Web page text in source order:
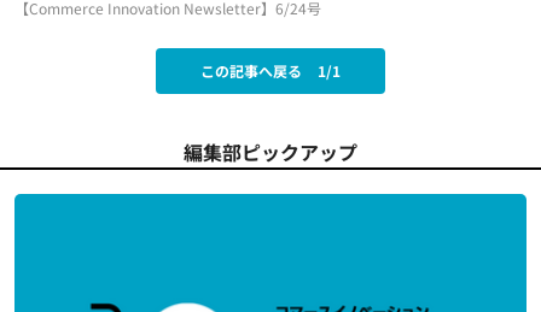
【Commerce Innovation Newsletter】6/24号
この記事へ戻る 1/1
編集部ピックアップ